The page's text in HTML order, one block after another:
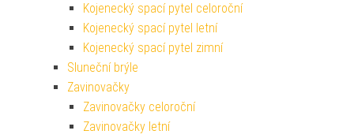
Kojenecký spací pytel celoroční
Kojenecký spací pytel letní
Kojenecký spací pytel zimní
Sluneční brýle
Zavinovačky
Zavinovačky celoroční
Zavinovačky letní